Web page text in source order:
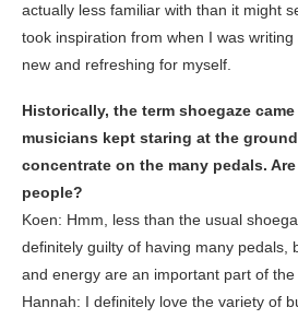
actually less familiar with than it might
took inspiration from when I was
new and refreshing for myself.
Historically, the term shoegaze
musicians kept staring at the
concentrate on the many pedals.
people?
Koen: Hmm, less than the usual
definitely guilty of having many pedals,
and energy are an important part of the
Hannah: I definitely love the variety of